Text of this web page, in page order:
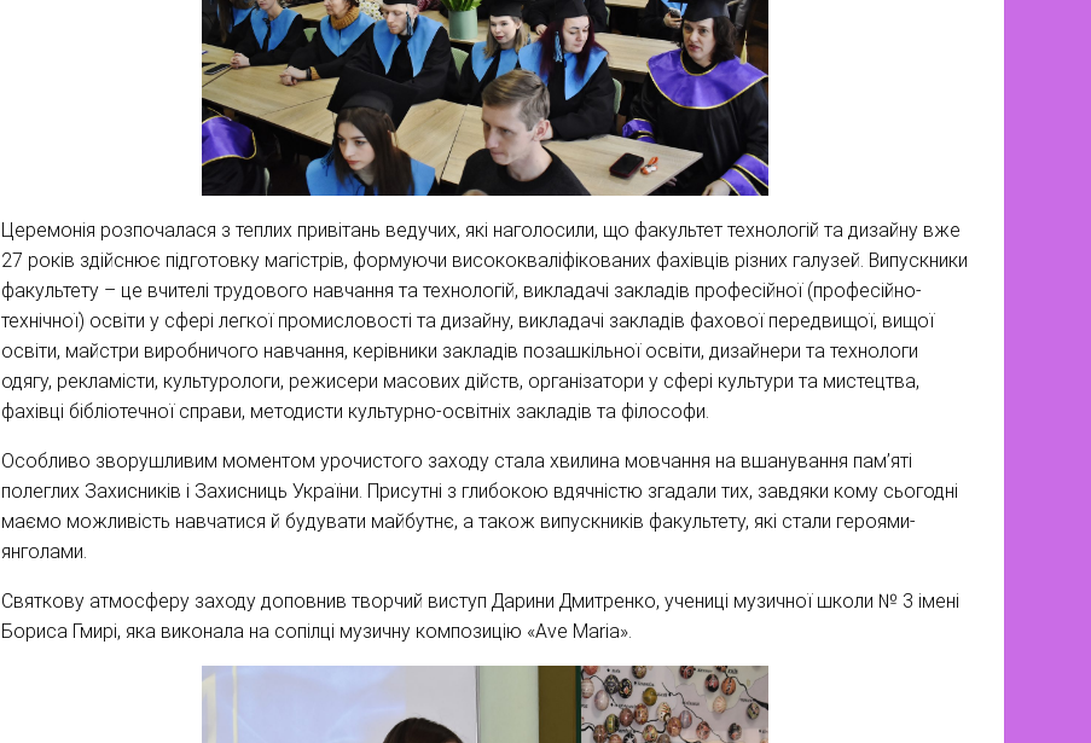
Церемонія розпочалася з теплих привітань ведучих, які наголосили, що факультет технологій та дизайну вже
27 років здійснює підготовку магістрів, формуючи висококваліфікованих фахівців різних галузей. Випускники
факультету – це вчителі трудового навчання та технологій, викладачі закладів професійної (професійно-
технічної) освіти у сфері легкої промисловості та дизайну, викладачі закладів фахової передвищої, вищої
освіти, майстри виробничого навчання, керівники закладів позашкільної освіти, дизайнери та технологи
одягу, рекламісти, культурологи, режисери масових дійств, організатори у сфері культури та мистецтва,
фахівці бібліотечної справи, методисти культурно-освітніх закладів та філософи.
Особливо зворушливим моментом урочистого заходу стала хвилина мовчання на вшанування пам’яті
полеглих Захисників і Захисниць України. Присутні з глибокою вдячністю згадали тих, завдяки кому сьогодні
маємо можливість навчатися й будувати майбутнє, а також випускників факультету, які стали героями-
янголами.
Святкову атмосферу заходу доповнив творчий виступ Дарини Дмитренко, учениці музичної школи № 3 імені
Бориса Гмирі, яка виконала на сопілці музичну композицію «Ave Maria».